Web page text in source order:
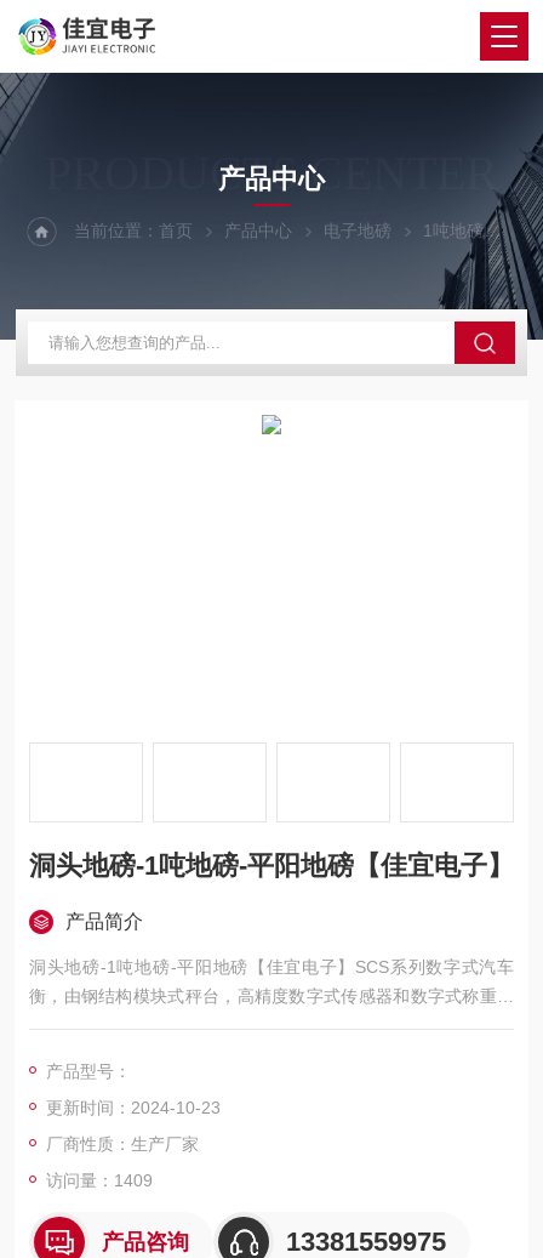
PRODUCTS CENTER
产品中心
当前位置：首页 产品中心 电子地磅 1吨地磅 洞
洞头地磅-1吨地磅-平阳地磅【佳宜电子】
产品简介
洞头地磅-1吨地磅-平阳地磅【佳宜电子】SCS系列数字式汽车
衡，由钢结构模块式秤台，高精度数字式传感器和数字式称重控
制显示仪组成。数字技术极大的提升了电子汽车衡的品质，使其
干扰力更强，传输距离更远。
产品型号：
更新时间：2024-10-23
厂商性质：生产厂家
访问量：1409
产品咨询 13381559975